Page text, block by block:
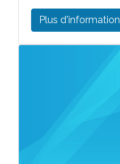
Plus d'information